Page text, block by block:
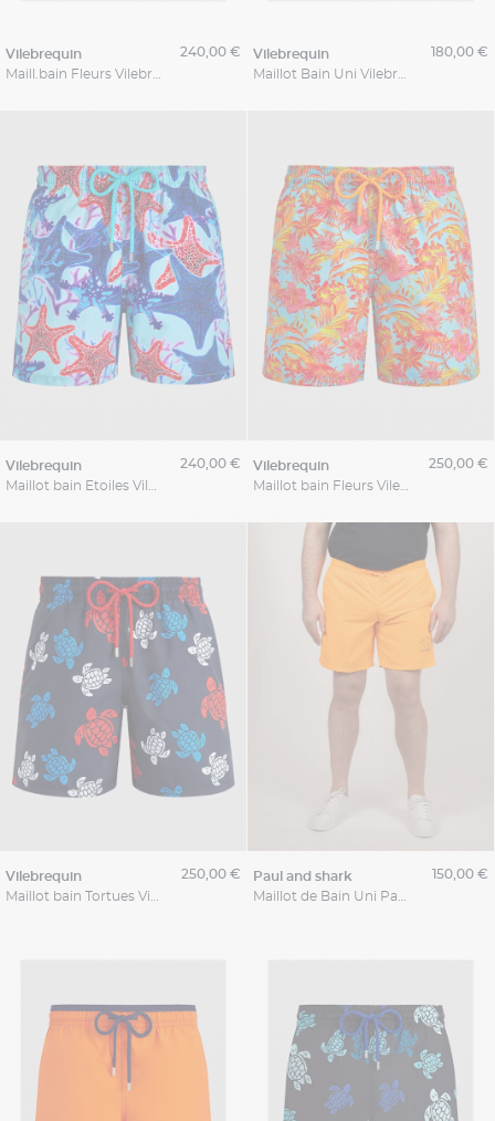
vilebrequin
Maill.bain Fleurs Vilebrequin Grande Taille
240,00 €
vilebrequin
Maillot Bain Uni Vilebrequin Grande Taille
180,00 €
vilebrequin
240,00 €
vilebrequin
250,00 €
vilebrequin
Maillot bain Tortues Vilebrequin Grande Taille
250,00 €
paul and shark
Maillot de Bain Uni Paul & Shark Grande Taille
150,00 €